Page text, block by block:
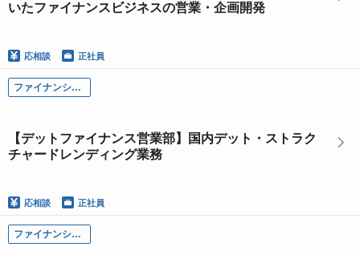
いたファイナンスビジネスの営業・企画開発
応相談 正社員
ファイナンシャル・ソリューション本部
【デットファイナンス営業部】国内デット・ストラク
チャードレンディング業務
応相談 正社員
ファイナンシャル・ソリューション本部